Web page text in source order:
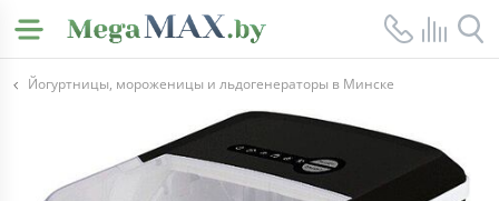
Йогуртницы, мороженицы и льдогенераторы в Минске